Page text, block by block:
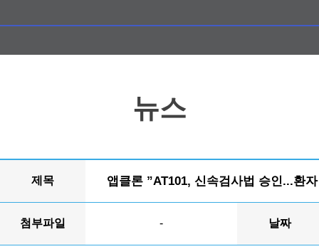
뉴스
제목 앱클론 ”AT101, 신속검사법 승인...환
첨부파일 - 날짜